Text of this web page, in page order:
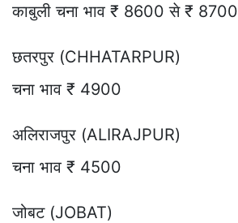
काबुली चना भाव ₹ 8600 से ₹ 8700
छतरपुर (CHHATARPUR)
चना भाव ₹ 4900
अलिराजपुर (ALIRAJPUR)
चना भाव ₹ 4500
जोबट (JOBAT)